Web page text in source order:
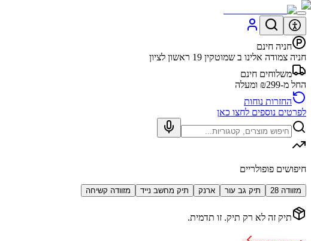
חניה חינם
חניה צמודה אלינו ב שמוטקין 19 ראשון לציון
משלוחים חינם
החל מ-₪299 ומעלה
החזרות נוחות
לפרטים נוספים לחצו כאן
חיפושים פופולריים
מזוודה 28 תיק גב עור ארנק תיק מחשב נייד מזוודה קשיחה
תיק זה לא רק תיק. זו תדמית.